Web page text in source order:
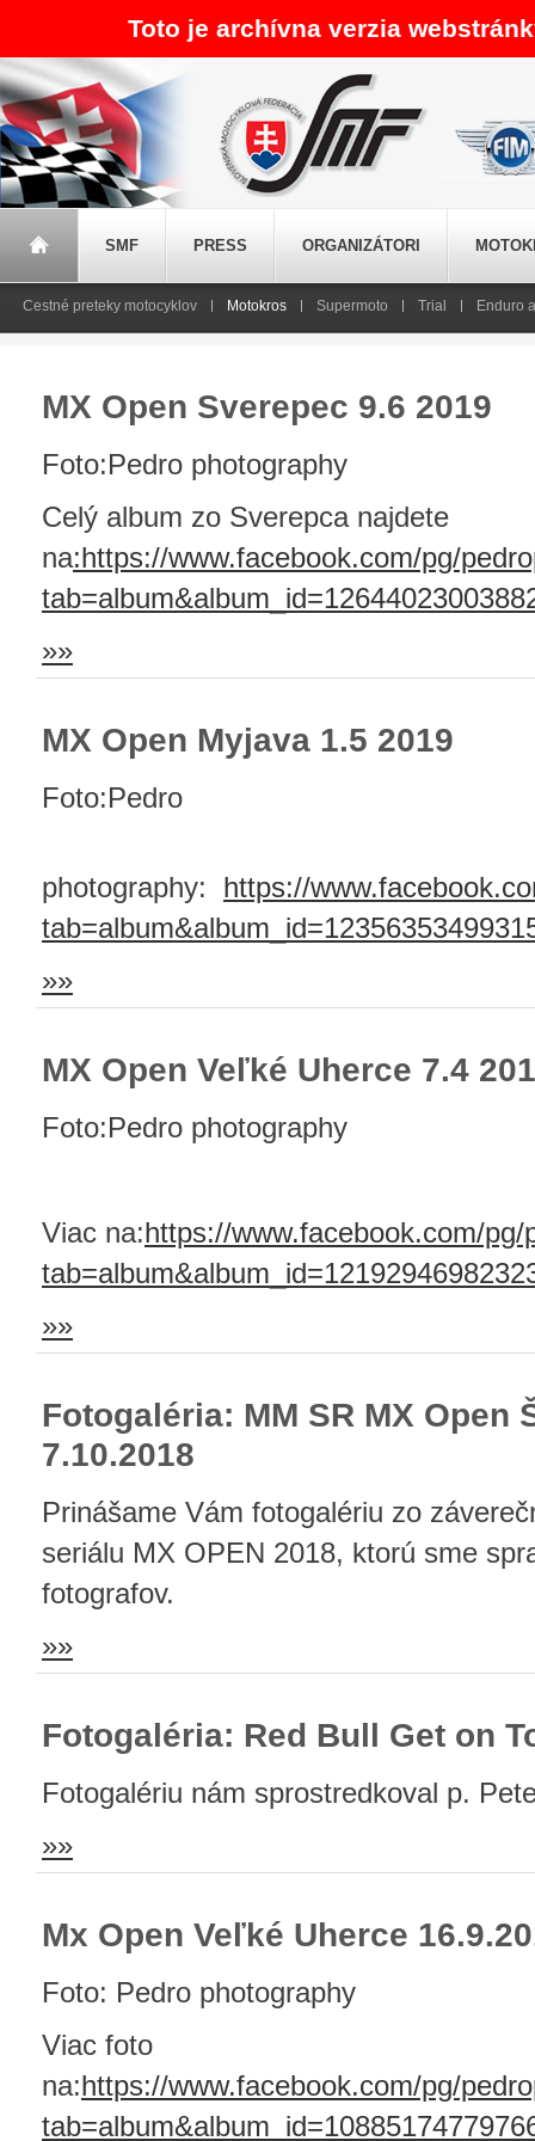
Toto je archívna verzia
SMF PRESS ORGANIZÁTORI
Cestné preteky motocyklov Motokros Supermoto Trial Enduro
MX Open Sverepec 9.6 2019
Foto:Pedro photography
Celý album zo Sverepca najdete
na:https://www.facebook.com/pg/
»»
MX Open Myjava 1.5 2019
Foto:Pedro
photography: https://
»»
MX Open Veľké Uherce 7.4
Foto:Pedro photography
Viac na:https://www.facebook.com/
»»
Fotogaléria: MM SR MX Open
7.10.2018
Prinášame Vám fotogalériu zo
seriálu MX OPEN 2018, ktorú sme
fotografov.
»»
Fotogaléria: Red Bull Get on
Fotogalériu nám sprostredkoval p.
»»
Mx Open Veľké Uherce
Foto: Pedro photography
Viac foto
na:https://www.facebook.com/pg/